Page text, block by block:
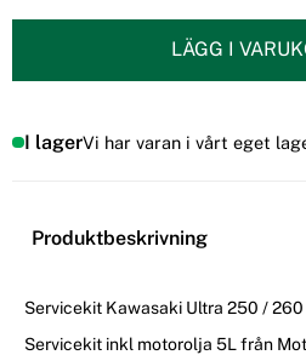
LÄGG I
I lagerVi har varan i vårt eget
Produktbeskrivning
Servicekit Kawasaki Ultra 250 / 260
Servicekit inkl motorolja 5L från